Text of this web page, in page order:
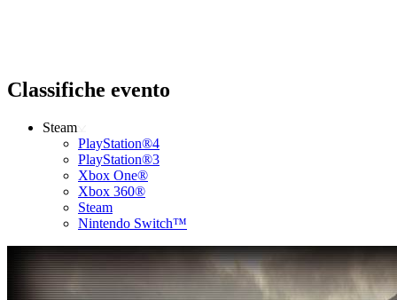
Classifiche evento
Steam
PlayStation®4
PlayStation®3
Xbox One®
Xbox 360®
Steam
Nintendo Switch™